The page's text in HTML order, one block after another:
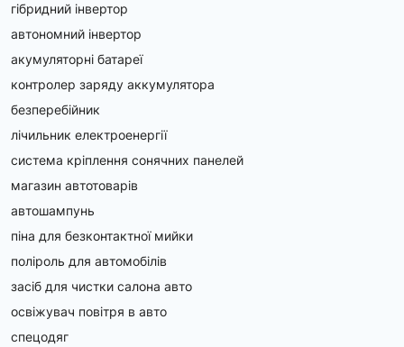
гібридний інвертор
автономний інвертор
акумуляторні батареї
контролер заряду аккумулятора
безперебійник
лічильник електроенергії
система кріплення сонячних панелей
магазин автотоварів
автошампунь
піна для безконтактної мийки
поліроль для автомобілів
засіб для чистки салона авто
освіжувач повітря в авто
спецодяг